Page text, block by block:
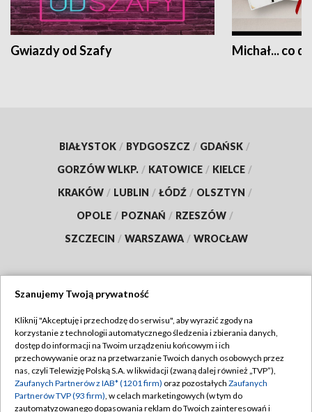
Gwiazdy od Szafy Michał... co
BIAŁYSTOK / BYDGOSZCZ / GDAŃSK /
GORZÓW WLKP. / KATOWICE / KIELCE /
KRAKÓW / LUBLIN / ŁÓDŹ / OLSZTYN /
OPOLE / POZNAŃ / RZESZÓW /
SZCZECIN / WARSZAWA / WROCŁAW
TVP
Abonament TVP
Emisja w TVP
Centrum informacji TVP
Regulamin TVP
Polityka prywatności
Moje zgody
Szanujemy Twoją prywatność
Kliknij "Akceptuję i przechodzę do serwisu", aby wyrazić zgody na
korzystanie z technologii automatycznego śledzenia i zbierania danych,
dostęp do informacji na Twoim urządzeniu końcowym i ich
przechowywanie oraz na przetwarzanie Twoich danych osobowych przez
nas, czyli Telewizję Polską S.A. w likwidacji (zwaną dalej również „TVP”),
Zaufanych Partnerów z IAB* (1201 firm) oraz pozostałych Zaufanych
Partnerów TVP (93 firm), w celach marketingowych (w tym do
zautomatyzowanego dopasowania reklam do Twoich zainteresowań i